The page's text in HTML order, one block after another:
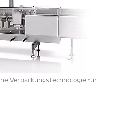
Verpackungstechnologie für